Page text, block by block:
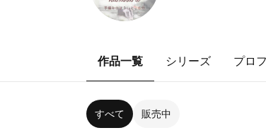
作品一覧 シリーズ プロ
すべて 販売中